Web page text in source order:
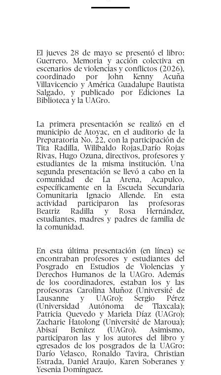
El jueves 28 de mayo se presentó el libro:
Guerrero. Memoria y acción colectiva en
escenarios de violencias y conflictos (2026),
coordinado por John Kenny Acuña
Villavicencio y América Guadalupe Bautista
Salgado, y publicado por Ediciones La
Biblioteca y la UAGro.
La primera presentación se realizó en el
municipio de Atoyac, en el auditorio de la
Preparatoria No. 22, con la participación de
Tita Radilla, Wilibaldo Rojas,Darío Rojas
Rivas, Hugo Ozuna, directivos, profesores y
estudiantes de la misma institución. Una
segunda presentación se llevó a cabo en la
comunidad de La Arena, Acapulco,
específicamente en la Escuela Secundaria
Comunitaria Ignacio Allende. En esta
actividad participaron las profesoras
Beatriz Radilla y Rosa Hernández,
estudiantes, madres y padres de familia de
la comunidad.
En esta última presentación (en línea) se
encontraban profesores y estudiantes del
Posgrado en Estudios de Violencias y
Derechos Humanos de la UAGro. Además
de los coordinadores, estaban los y las
profesoras Carolina Muñoz (Université de
Lausanne y UAGro); Sergio Pérez
(Universidad Autónoma de Tlaxcala);
Patricia Quevedo y Mariela Díaz (UAGro);
Zacharie Hatolong (Université de Maroua);
Abisaí Benítez (UAGro). Asimismo,
participaron las y los autores del libro y
egresados de los posgrados de la UAGro:
Darío Velasco, Ronaldo Tavira, Christian
Estrada, Daniel Araujo, Karen Soberanes y
Yesenia Domínguez.